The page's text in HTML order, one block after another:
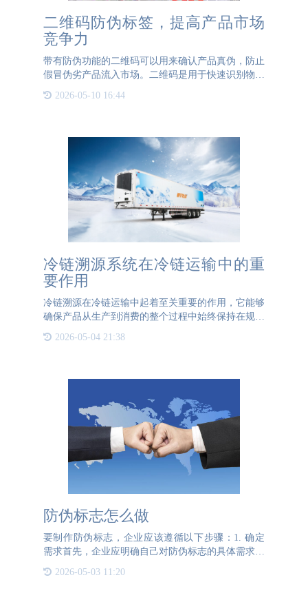
二维码防伪标签，提高产品市场
竞争力
带有防伪功能的二维码可以用来确认产品真伪，防止
假冒伪劣产品流入市场。二维码是用于快速识别物品
介绍，产品生产日期、批号、保质期、物流信息这些
2026-05-10 16:44
冷链溯源系统在冷链运输中的重
要作用
冷链溯源在冷链运输中起着至关重要的作用，它能够
确保产品从生产到消费的整个过程中始终保持在规定
的低温环境中，从而保证产品质量和安全。以下是冷
链溯源对冷链运输的监督和追踪作用的具体体现：
2026-05-04 21:38
防伪标志怎么做
要制作防伪标志，企业应该遵循以下步骤：1. 确定
需求首先，企业应明确自己对防伪标志的具体需求，
比如标志的设计、材料、大小、形状、技术要求等。
2. 寻找专业防伪公司选择一家信誉良好且经验丰富
2026-05-03 11:20